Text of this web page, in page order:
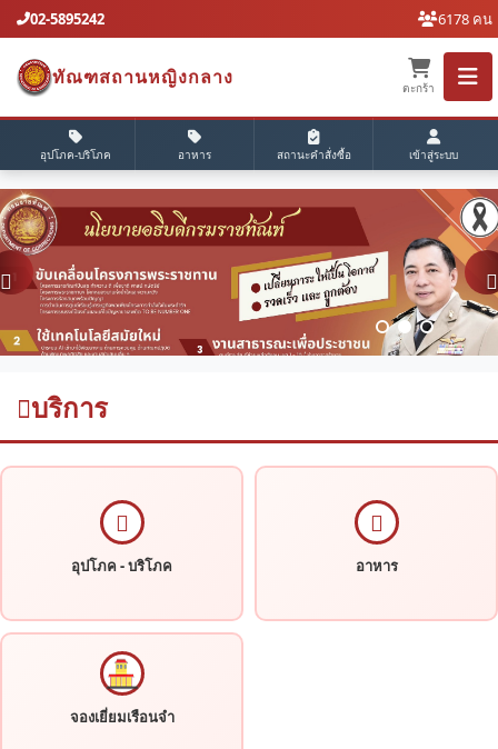
02-5895242 6178 คน
ทัณฑสถานหญิงกลาง
ตะกร้า
อุปโภค-บริโภค อาหาร สถานะคำสั่งซื้อ เข้าสู่ระบบ
บริการ
อุปโภค - บริโภค อาหาร
จองเยี่ยมเรือนจำ